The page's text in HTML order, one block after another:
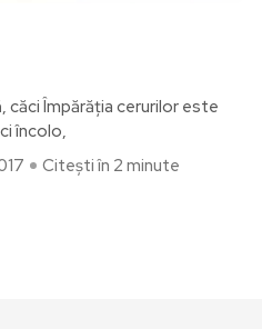
căci Împărăţia cerurilor este
încolo,
Citești în 2 minute